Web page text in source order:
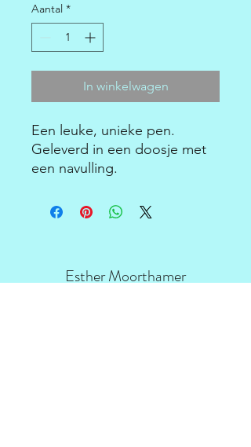
Aantal *
In winkelwagen
Een leuke, unieke pen.
Geleverd in een doosje met
een navulling.
Esther Moorthamer